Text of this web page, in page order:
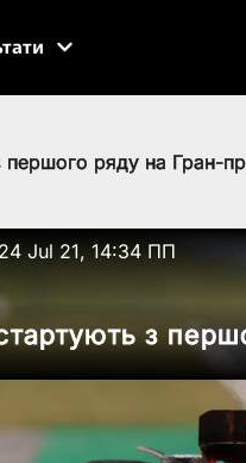
першого ряду на Гран-
Jul 21, 14:34 ПП
стартують з